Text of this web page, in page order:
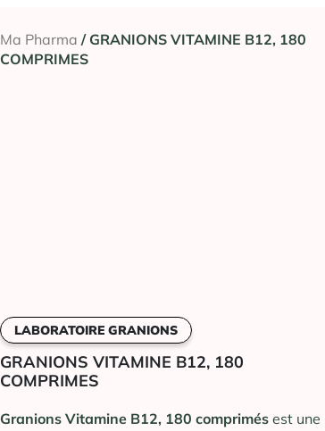
Ma Pharma / GRANIONS VITAMINE B12, 180
COMPRIMES
LABORATOIRE GRANIONS
GRANIONS VITAMINE B12, 180
COMPRIMES
Granions Vitamine B12, 180 comprimés est une